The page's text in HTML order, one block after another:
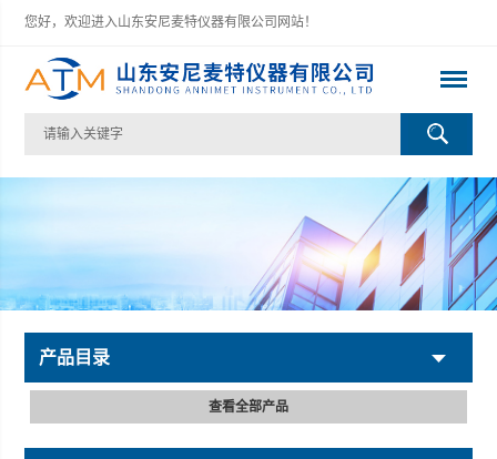
您好，欢迎进入山东安尼麦特仪器有限公司网站！
产品目录
查看全部产品